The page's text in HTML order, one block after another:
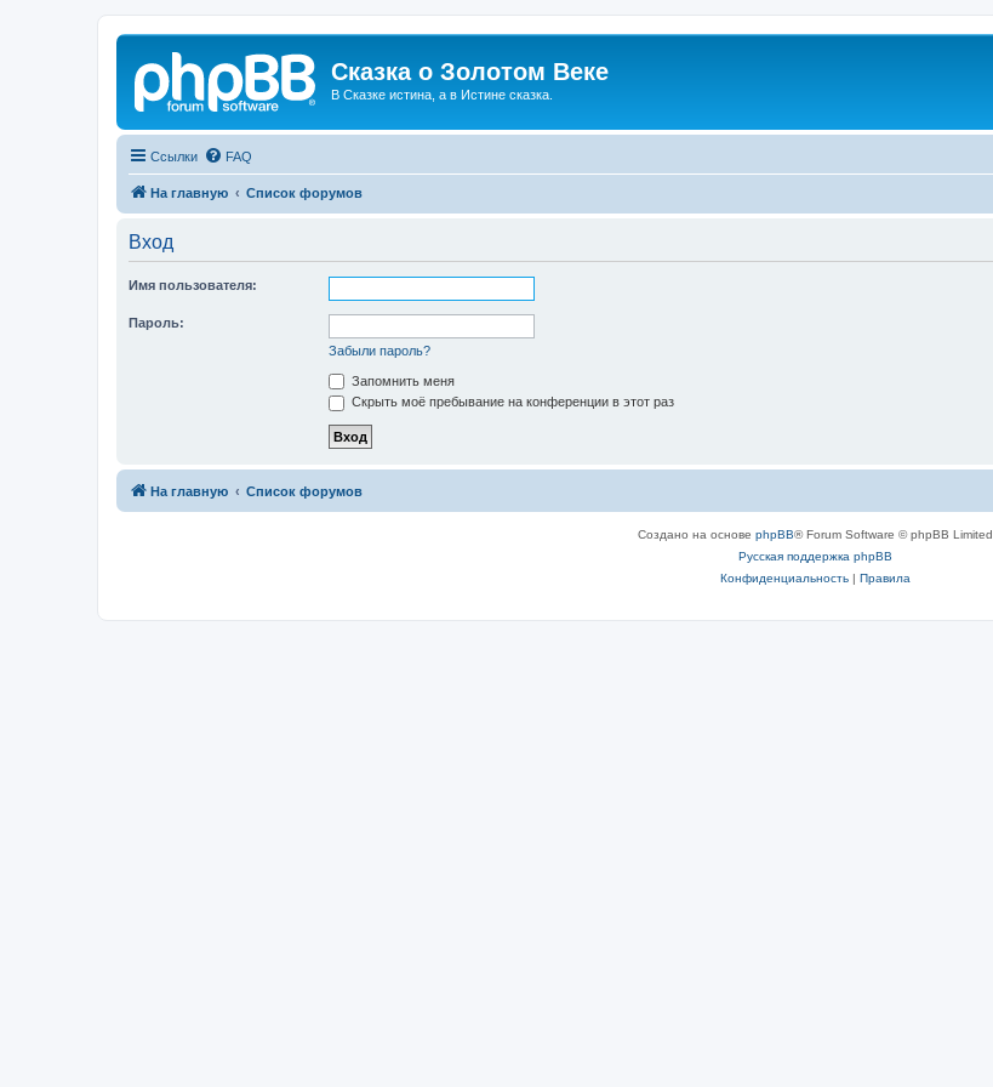
Сказка о Золотом Веке
В Сказке истина, а в Истине сказка.
Ссылки FAQ
На главную Список форумов
Вход
Имя пользователя:
Пароль:
Забыли пароль?
Запомнить меня
Скрыть моё пребывание на конференции в этот раз
На главную Список форумов
Создано на основе phpBB® Forum Software © phpBB Limited
Русская поддержка phpBB
Конфиденциальность| Правила